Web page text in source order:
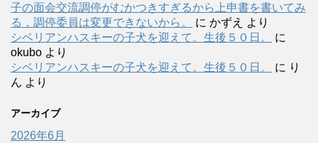
子の面会交流調停がむかつきすぎるから上申書を書いてみ
る，調停委員は変更できないから。
に かずえ
より
シベリアンハスキーの子犬を迎えて。生後５０日。
に
okubo より
シベリアンハスキーの子犬を迎えて。生後５０日。
に り
ん より
アーカイブ
2026年6月